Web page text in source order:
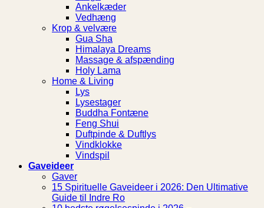
Ankelkæder
Vedhæng
Krop & velvære
Gua Sha
Himalaya Dreams
Massage & afspænding
Holy Lama
Home & Living
Lys
Lysestager
Buddha Fontæne
Feng Shui
Duftpinde & Duftlys
Vindklokke
Vindspil
Gaveideer
Gaver
15 Spirituelle Gaveideer i 2026: Den Ultimative
Guide til Indre Ro